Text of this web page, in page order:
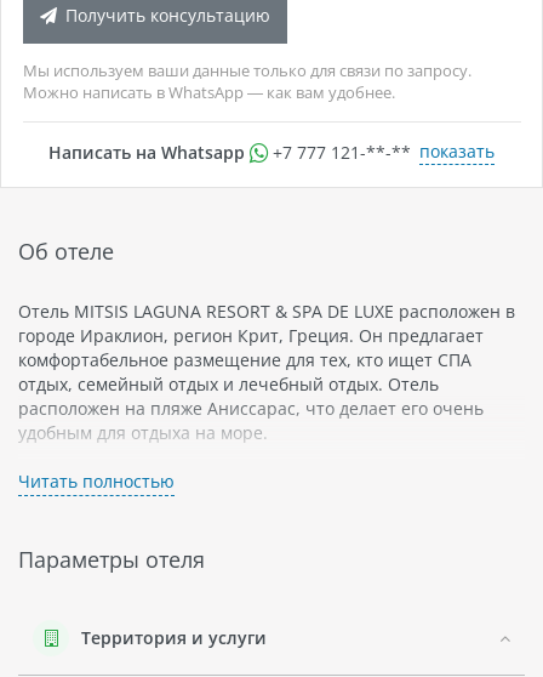
Получить консультацию
Мы используем ваши данные только для связи по запросу.
Можно написать в WhatsApp — как вам удобнее.
Написать на Whatsapp +7 777 121-**-** показать
Об отеле
Отель MITSIS LAGUNA RESORT & SPA DE LUXE расположен в
городе Ираклион, регион Крит, Греция. Он предлагает
комфортабельное размещение для тех, кто ищет СПА
отдых, семейный отдых и лечебный отдых. Отель
расположен на пляже Аниссарас, что делает его очень
удобным для отдыха на море.
Отель MITSIS LAGUNA RESORT & SPA DE LUXE - это VIP-отель
класса люкс. В нем есть все необходимое для прекрасного
центр.
множество возможностей для развлечения: детский
Читать полностью
Параметры отеля
Территория и услуги